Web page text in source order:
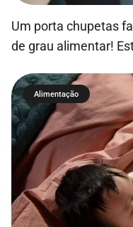
Um porta chupetas
de grau alimentar!
pode se fixar em
malas, sendo
devido ao seu
Alimentação